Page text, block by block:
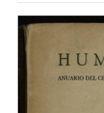
Barra
lateral
del
artículo